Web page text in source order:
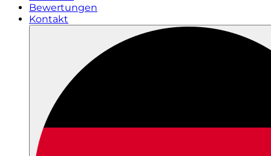
Bewertungen
Kontakt